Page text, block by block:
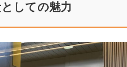
しての魅力